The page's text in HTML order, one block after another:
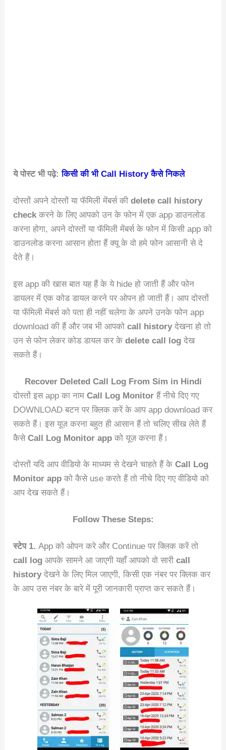
ये पोस्ट भी पढ़े: किसी की भी Call History कैसे निकले
दोस्तों अपने दोस्तों या फॅमिली मेंबर्स की delete call history
check करने के लिए आपको उन के फोन में एक app डाउनलोड
करना होगा, अपने दोस्तों या फॅमिली मेंबर्स के फोन में किसी app को
डाउनलोड करना आसान होता हैं क्यू के वो हमे फोन आसानी से दे
देते हैं।
इस app की खास बात यह हैं के ये hide हो जाती हैं और फोन
डायलर में एक कोड डायल करने पर ओपन हो जाती हैं। आप दोस्तों
या फॅमिली मेंबर्स को पता ही नहीं चलेगा के अपने उनके फोन app
download की हैं और जब भी आपकोcall history देखना हो तो
उन से फोन लेकर कोड डायल कर के delete call log देख
सकते हैं।
Recover Deleted Call Log From Sim in Hindi
दोस्तों इस app का नामCall Log Monitor हैं नीचे दिए गए
DOWNLOAD बटन पर क्लिक करें के आप app download कर
सकते हैं। इस यूज़ करना बहुत ही आसान हैं तो चलिए सीख लेते हैं
कैसेCall Log Monitor app को यूज़ करना हैं।
दोस्तों यदि आप वीडियो के माध्यम से देखने चाहते हैं के Call Log
Monitor app को कैसे use करते हैं तो नीचे दिए गए वीडियो को
आप देख सकते हैं।
Follow These Steps:
स्टेप 1. App को ओपन करे और Continue पर क्लिक करें तो
call log आपके सामने आ जाएगी यहाँ आपको वो सारीcall
history देखने के लिए मिल जाएगी, किसी एक नंबर पर क्लिक कर
के आप उस नंबर के बारे में पूरी जानकारी प्राप्त कर सकते हैं।